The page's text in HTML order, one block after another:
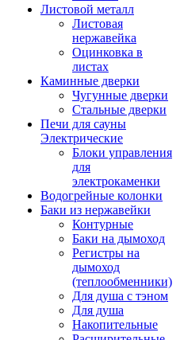
Листовой металл
Листовая
нержавейка
Оцинковка в
листах
Каминные дверки
Чугунные дверки
Стальные дверки
Печи для сауны
Электрические
Блоки управления
для
электрокаменки
Водогрейные колонки
Баки из нержавейки
Контурные
Баки на дымоход
Регистры на
дымоход
(теплообменники)
Для душа с тэном
Для душа
Накопительные